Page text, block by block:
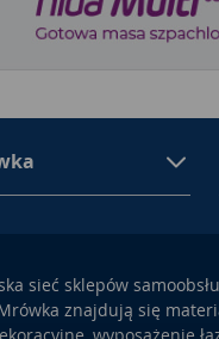
sieć sklepów
znajdują się